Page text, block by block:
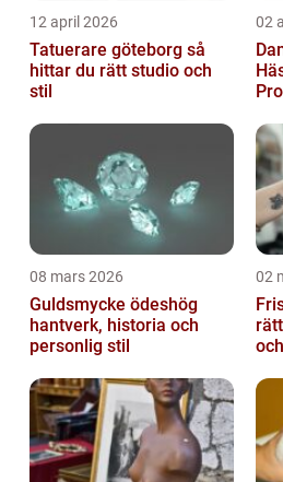
12 april 2026
Tatuerare göteborg så
hittar du rätt studio och
stil
02
08 mars 2026
Guldsmycke ödeshög
hantverk, historia och
personlig stil
02
Frisör